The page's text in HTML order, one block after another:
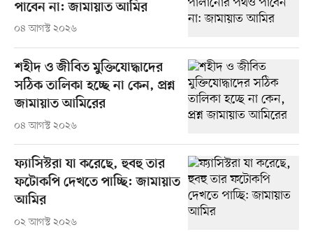
পাবেন না: জামায়াত আমির
০৪ আগস্ট ২০২৬
শহীদ ও জীবিত মুক্তিযোদ্ধাদের
সঠিক তালিকা হচ্ছে না কেন, প্রশ্ন
জামায়াত আমিরের
০৪ আগস্ট ২০২৬
ফ্যাসিস্টরা যা করেছে, হুবহু তার
ফটোকপি দেখতে পাচ্ছি: জামায়াত
আমির
০২ আগস্ট ২০২৬